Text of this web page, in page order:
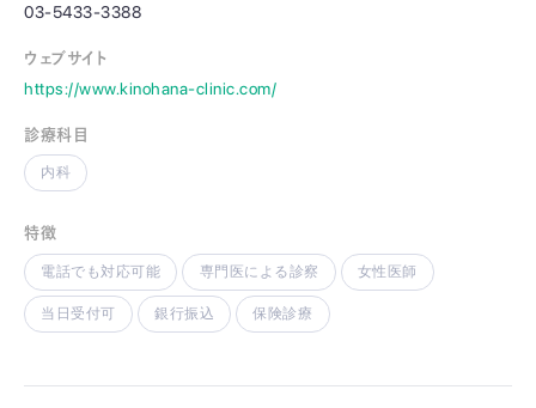
03-5433-3388
ウェブサイト
https://www.kinohana-clinic.com/
診療科目
内科
特徴
電話でも対応可能 専門医による診察 女性医師
当日受付可 銀行振込 保険診療